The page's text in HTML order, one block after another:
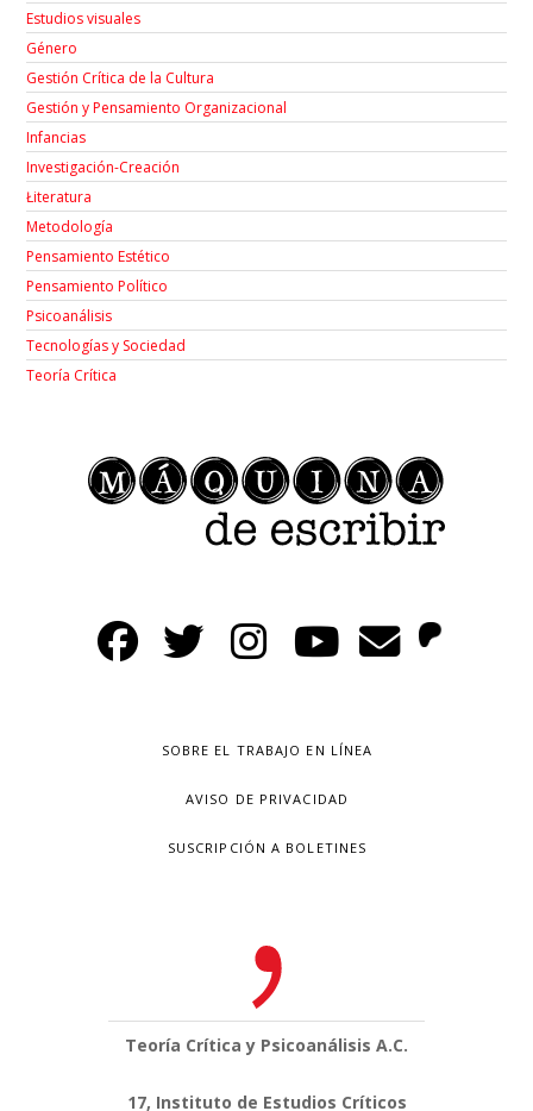
Estudios visuales
Género
Gestión Crítica de la Cultura
Gestión y Pensamiento Organizacional
Infancias
Investigación-Creación
Łiteratura
Metodología
Pensamiento Estético
Pensamiento Político
Psicoanálisis
Tecnologías y Sociedad
Teoría Crítica
SOBRE EL TRABAJO EN LÍNEA
AVISO DE PRIVACIDAD
SUSCRIPCIÓN A BOLETINES
Teoría Crítica y Psicoanálisis A.C.
17, Instituto de Estudios Críticos